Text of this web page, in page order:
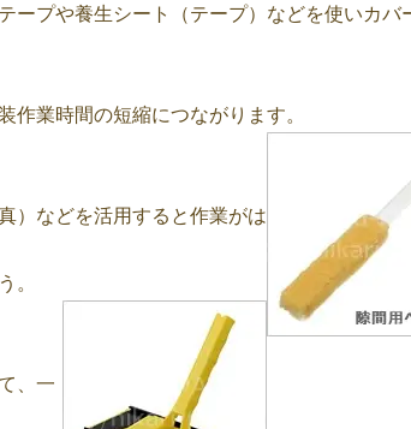
ープや養生シート（テープ）などを使いカバ
業時間の短縮につながります。
）などを活用すると作業がは
。
、一